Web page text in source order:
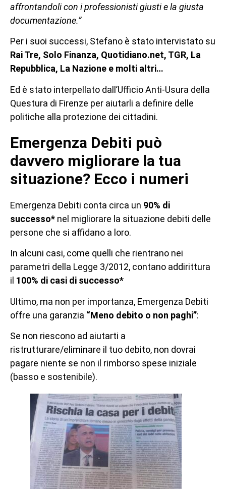
affrontandoli con i professionisti giusti e la giusta
documentazione.”
Per i suoi successi, Stefano è stato intervistato su
Rai Tre, Solo Finanza, Quotidiano.net, TGR, La
Repubblica, La Nazione e molti altri…
Ed è stato interpellato dall’Ufficio Anti-Usura della
Questura di Firenze per aiutarli a definire delle
politiche alla protezione dei cittadini.
Emergenza Debiti può
davvero migliorare la tua
situazione? Ecco i numeri
Emergenza Debiti conta circa un 90% di
successo* nel migliorare la situazione debiti delle
persone che si affidano a loro.
In alcuni casi, come quelli che rientrano nei
parametri della Legge 3/2012, contano addirittura
il 100% di casi di successo*
Ultimo, ma non per importanza, Emergenza Debiti
offre una garanzia “Meno debito o non paghi”:
Se non riescono ad aiutarti a
ristrutturare/eliminare il tuo debito, non dovrai
pagare niente se non il rimborso spese iniziale
(basso e sostenibile).